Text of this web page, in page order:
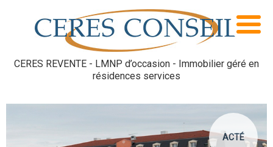
CERES REVENTE - LMNP d’occasion - Immobilier géré en
résidences services
ACTÉ